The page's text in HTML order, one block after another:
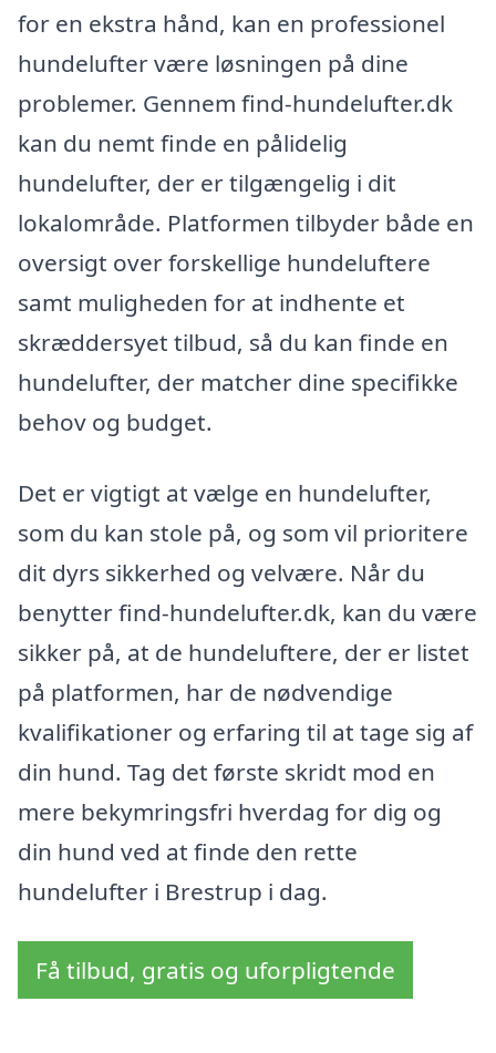
for en ekstra hånd, kan en professionel
hundelufter være løsningen på dine
problemer. Gennem find-hundelufter.dk
kan du nemt finde en pålidelig
hundelufter, der er tilgængelig i dit
lokalområde. Platformen tilbyder både en
oversigt over forskellige hundeluftere
samt muligheden for at indhente et
skræddersyet tilbud, så du kan finde en
hundelufter, der matcher dine specifikke
behov og budget.
Det er vigtigt at vælge en hundelufter,
som du kan stole på, og som vil prioritere
dit dyrs sikkerhed og velvære. Når du
benytter find-hundelufter.dk, kan du være
sikker på, at de hundeluftere, der er listet
på platformen, har de nødvendige
kvalifikationer og erfaring til at tage sig af
din hund. Tag det første skridt mod en
mere bekymringsfri hverdag for dig og
din hund ved at finde den rette
hundelufter i Brestrup i dag.
Få tilbud, gratis og uforpligtende